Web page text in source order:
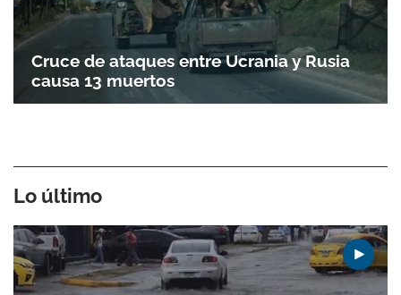
Cruce de ataques entre Ucrania y Rusia
causa 13 muertos
Lo último